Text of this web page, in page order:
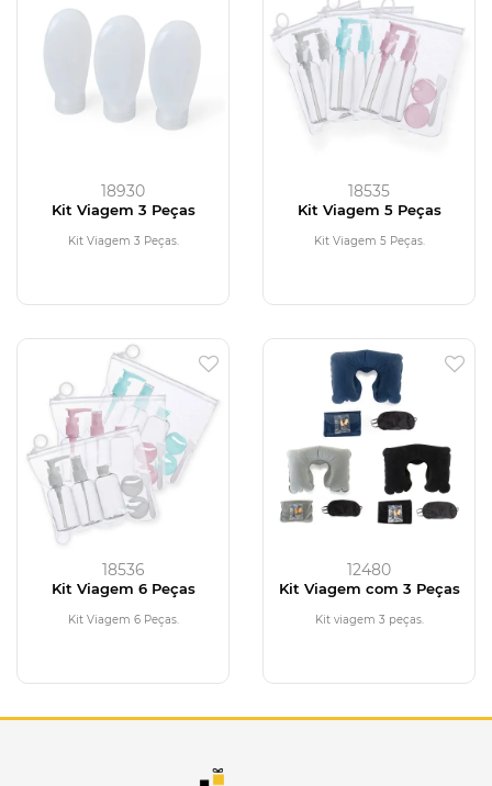
18930
Kit Viagem 3 Peças
Kit Viagem 3 Peças.
18535
Kit Viagem 5 Peças
Kit Viagem 5 Peças.
18536
Kit Viagem 6 Peças
Kit Viagem 6 Peças.
12480
Kit Viagem com 3 Peças
Kit viagem 3 peças.